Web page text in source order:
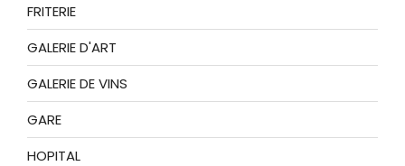
FRITERIE
GALERIE D'ART
GALERIE DE VINS
GARE
HOPITAL